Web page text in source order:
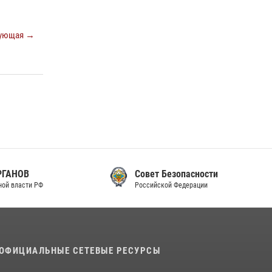
→
08 июля 2026, 07:01
Совет Безопасности
Российской Федерации
СЕТЕВЫЕ РЕСУРСЫ